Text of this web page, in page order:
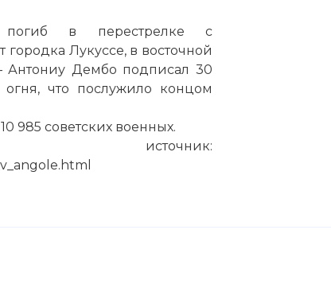
в перестрелке с
Лукуссе, в восточной
Дембо подписал 30
что послужило концом
985 советских военных.
приняла такое решение (отправить своих
консультаций с Москвой, то рассчитывать на